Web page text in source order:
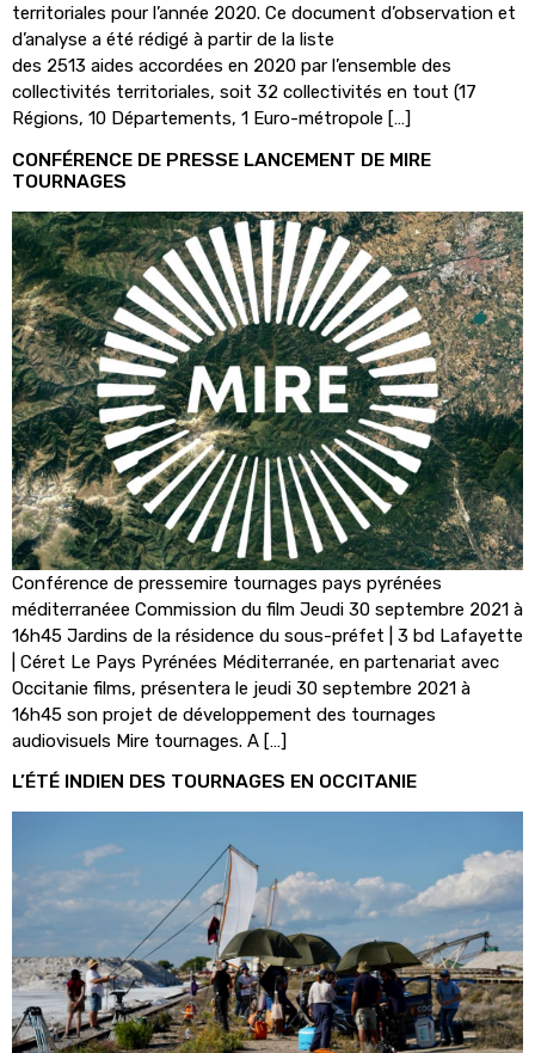
territoriales pour l’année 2020. Ce document d’observation et
d’analyse a été rédigé à partir de la liste
des 2513 aides accordées en 2020 par l’ensemble des
collectivités territoriales, soit 32 collectivités en tout (17
Régions, 10 Départements, 1 Euro-métropole […]
CONFÉRENCE DE PRESSE LANCEMENT DE MIRE
TOURNAGES
Conférence de pressemire tournages pays pyrénées
méditerranéee Commission du film Jeudi 30 septembre 2021 à
16h45 Jardins de la résidence du sous-préfet | 3 bd Lafayette
| Céret Le Pays Pyrénées Méditerranée, en partenariat avec
Occitanie films, présentera le jeudi 30 septembre 2021 à
16h45 son projet de développement des tournages
audiovisuels Mire tournages. A […]
L’ÉTÉ INDIEN DES TOURNAGES EN OCCITANIE